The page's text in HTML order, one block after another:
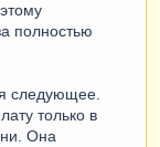
полностью
следующее.
только в
Она